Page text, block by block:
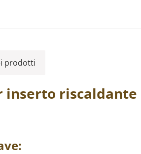
prodotti
inserto riscaldante